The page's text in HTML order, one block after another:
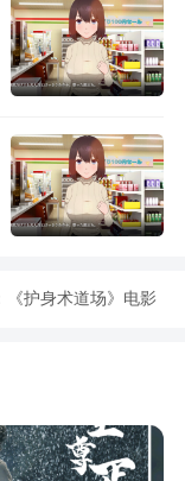
《护身术道场》电影